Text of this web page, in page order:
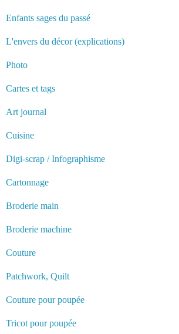
Enfants sages du passé
L'envers du décor (explications)
Photo
Cartes et tags
Art journal
Cuisine
Digi-scrap / Infographisme
Cartonnage
Broderie main
Broderie machine
Couture
Patchwork, Quilt
Couture pour poupée
Tricot pour poupée